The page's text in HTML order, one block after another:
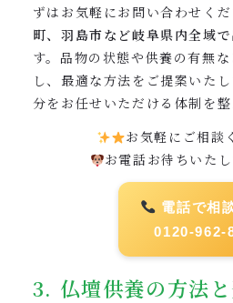
ずはお気軽にお問い合わせく
町、羽島市など岐阜県内全域
す。品物の状態や供養の有無
し、最適な方法をご提案いた
分をお任せいただける体制を整
お気軽にご相談
お電話お待ちいた
電話で相
0120-962-
3. 仏壇供養の方法